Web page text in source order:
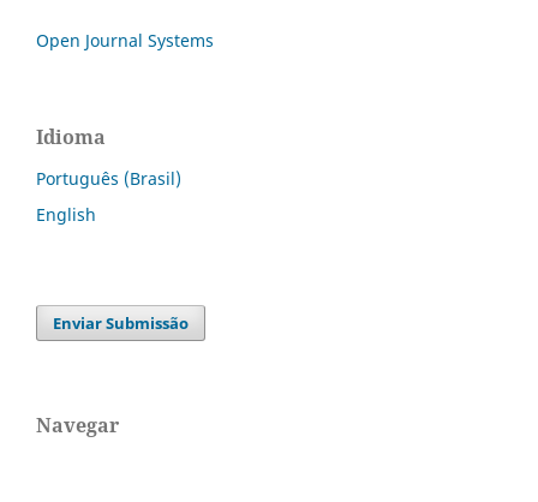
Open Journal Systems
Idioma
Português (Brasil)
English
Enviar Submissão
Navegar